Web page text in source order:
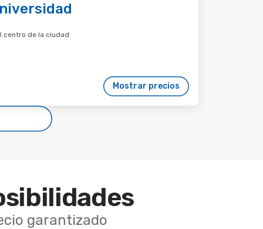
centro de la ciudad
Mostrar precios
garantizado